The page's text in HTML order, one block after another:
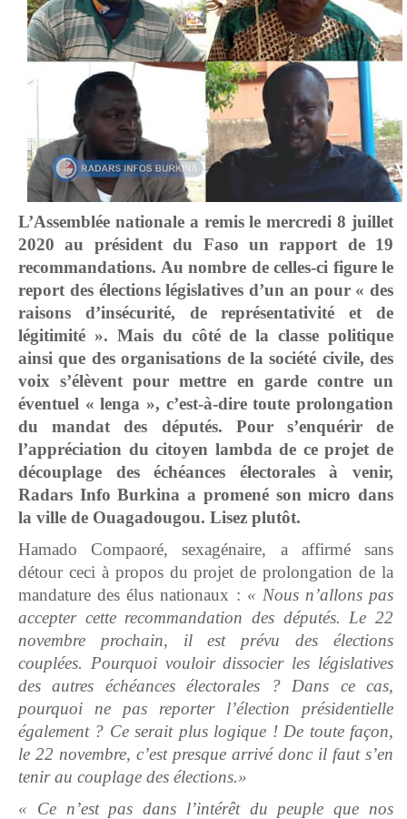
L’Assemblée nationale a remis le mercredi 8 juillet
2020 au président du Faso un rapport de 19
recommandations. Au nombre de celles-ci figure le
report des élections législatives d’un an pour « des
raisons d’insécurité, de représentativité et de
légitimité ». Mais du côté de la classe politique
ainsi que des organisations de la société civile, des
voix s’élèvent pour mettre en garde contre un
éventuel « lenga », c’est-à-dire toute prolongation
du mandat des députés. Pour s’enquérir de
l’appréciation du citoyen lambda de ce projet de
découplage des échéances électorales à venir,
Radars Info Burkina a promené son micro dans
la ville de Ouagadougou. Lisez plutôt.
Hamado Compaoré, sexagénaire, a affirmé sans
détour ceci à propos du projet de prolongation de la
mandature des élus nationaux : « Nous n’allons pas
accepter cette recommandation des députés. Le 22
novembre prochain, il est prévu des élections
couplées. Pourquoi vouloir dissocier les législatives
des autres échéances électorales ? Dans ce cas,
pourquoi ne pas reporter l’élection présidentielle
également ? Ce serait plus logique ! De toute façon,
le 22 novembre, c’est presque arrivé donc il faut s’en
tenir au couplage des élections.»
« Ce n’est pas dans l’intérêt du peuple que nos